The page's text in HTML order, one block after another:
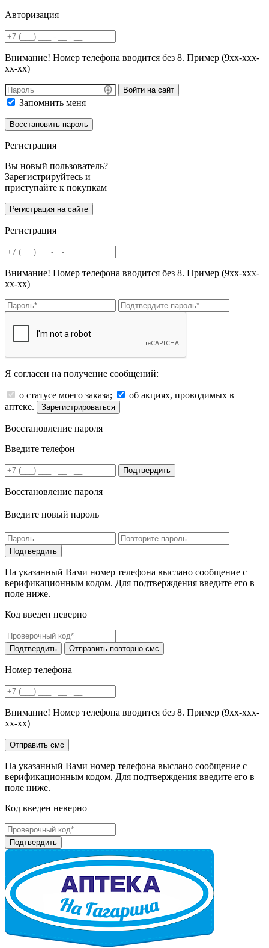
Авторизация
Внимание! Номер телефона вводится без 8. Пример (9хх-ххх-
хх-хх)
Войти на сайт
Запомнить меня
Регистрация
Вы новый пользователь?
Зарегистрируйтесь и
приступайте к покупкам
Регистрация
Внимание! Номер телефона вводится без 8. Пример (9хх-ххх-
хх-хх)
Я согласен на получение сообщений:
о статусе моего заказа;
об акциях, проводимых в
аптеке.
Зарегистрироваться
Восстановление пароля
Введите телефон
Подтвердить
Восстановление пароля
Введите новый пароль
На указанный Вами номер телефона выслано сообщение с
верификационным кодом. Для подтверждения введите его в
поле ниже.
Код введен неверно
Номер телефона
Внимание! Номер телефона вводится без 8. Пример (9хх-ххх-
хх-хх)
На указанный Вами номер телефона выслано сообщение с
верификационным кодом. Для подтверждения введите его в
поле ниже.
Код введен неверно